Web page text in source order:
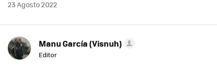
23 Agosto 2022
Manu García (Visnuh)
Editor